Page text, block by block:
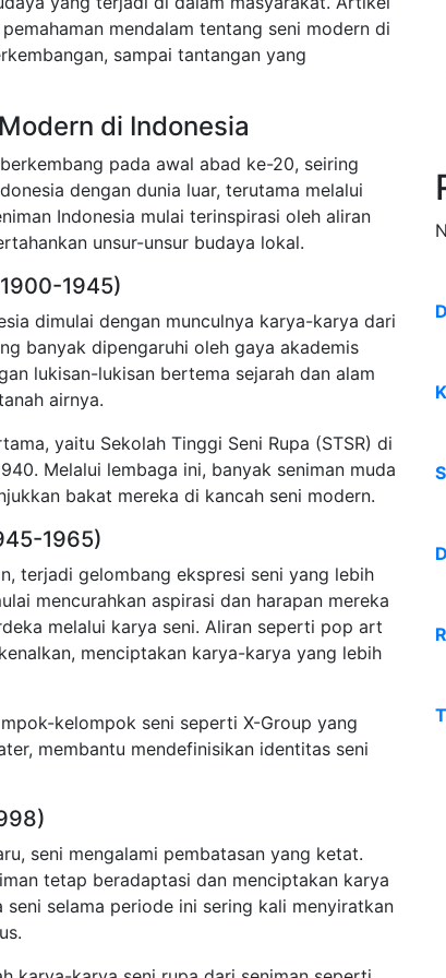
mendalam tentang seni modern di
sampai tantangan yang
di Indonesia
pada awal abad ke-20, seiring
dengan dunia luar, terutama melalui
Indonesia mulai terinspirasi oleh aliran
unsur-unsur budaya lokal.
1945)
dimulai dengan munculnya karya-karya dari
banyak dipengaruhi oleh gaya akademis
lukisan-lukisan bertema sejarah dan alam
airnya.
yaitu Sekolah Tinggi Seni Rupa (STSR) di
Melalui lembaga ini, banyak seniman muda
bakat mereka di kancah seni modern.
1965)
terjadi gelombang ekspresi seni yang lebih
mencurahkan aspirasi dan harapan mereka
melalui karya seni. Aliran seperti pop art
menciptakan karya-karya yang lebih
kelompok seni seperti X-Group yang
membantu mendefinisikan identitas seni
seni mengalami pembatasan yang ketat.
tetap beradaptasi dan menciptakan karya
selama periode ini sering kali menyiratkan